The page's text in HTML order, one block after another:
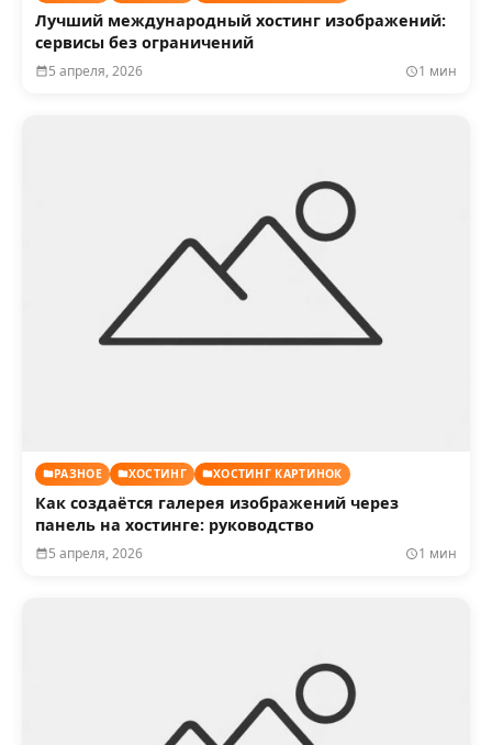
Лучший международный хостинг изображений:
сервисы без ограничений
5 апреля, 2026 1 мин
РАЗНОЕ ХОСТИНГ ХОСТИНГ КАРТИНОК
Как создаётся галерея изображений через
панель на хостинге: руководство
5 апреля, 2026 1 мин